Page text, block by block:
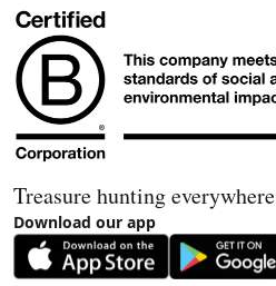
Treasure hunting everywhere
Download our app